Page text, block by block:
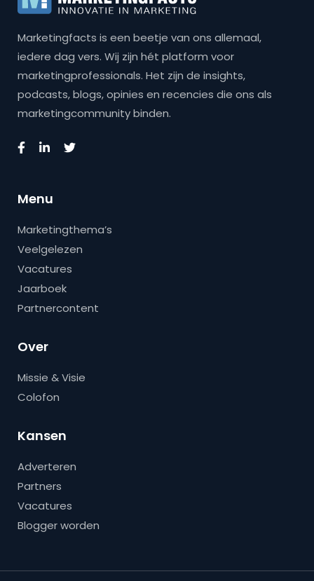
Marketingfacts is een beetje van ons allemaal,
iedere dag vers. Wij zijn hét platform voor
marketingprofessionals. Het zijn de insights,
podcasts, blogs, opinies en recencies die ons als
marketingcommunity binden.
Menu
Marketingthema’s
Veelgelezen
Vacatures
Jaarboek
Partnercontent
Over
Missie & Visie
Colofon
Kansen
Adverteren
Partners
Vacatures
Blogger worden